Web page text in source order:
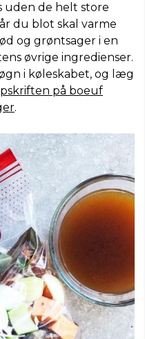
uden de helt store
du blot skal varme
og grøntsager i en
øvrige ingredienser.
i køleskabet, og læg
på boeuf
.